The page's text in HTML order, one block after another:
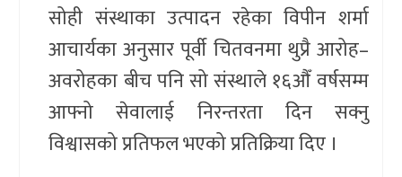
सोही संस्थाका उत्पादन रहेका विपीन शर्मा
आचार्यका अनुसार पूर्वी चितवनमा थुप्रै आरोह–
अवरोहका बीच पनि सो संस्थाले १६औँ वर्षसम्म
आफ्नो सेवालाई निरन्तरता दिन सक्नु
विश्वासको प्रतिफल भएको प्रतिक्रिया दिए ।